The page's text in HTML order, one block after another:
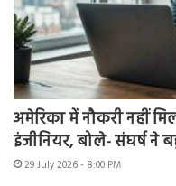
अमेरिका में नौकरी नहीं
इंजीनियर, बोले- संघर्ष ने
29 July 2026 - 8:00 PM